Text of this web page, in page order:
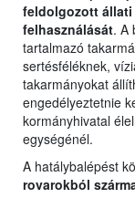
feldolgozott állati
felhasználását. A
tartalmazó
sertésféléknek,
takarmányokat
engedélyeztetnie
kormányhivatal
egységénél.
A hatálybalépést
rovarokból